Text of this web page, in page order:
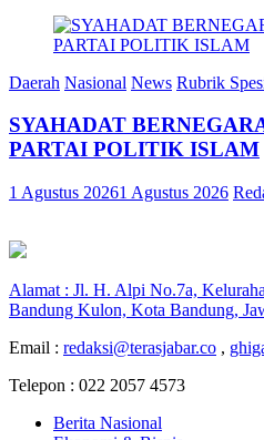
Daerah Nasional News Rubrik
SYAHADAT
PARTAI POLITIK ISLAM
1 Agustus 20261 Agustus 2026
Alamat : Jl. H. Alpi No.7a,
Bandung Kulon, Kota Bandung,
Email : redaksi@terasjabar.co ,
Telepon : 022 2057 4573
Berita Nasional